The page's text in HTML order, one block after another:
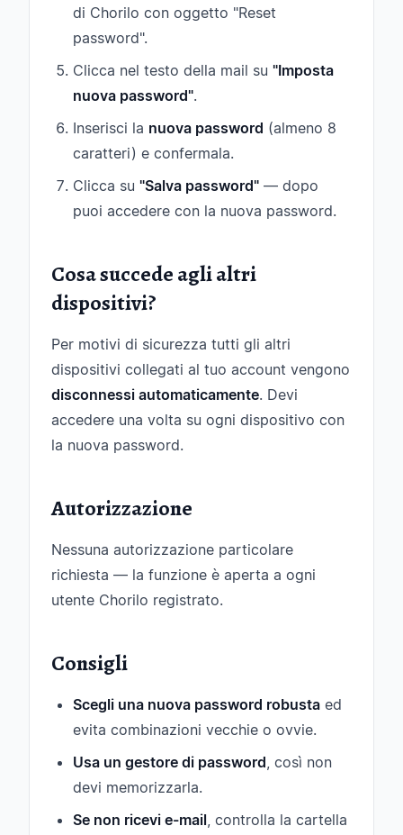
di Chorilo con oggetto "Reset
password".
Clicca nel testo della mail su "Imposta
nuova password".
Inserisci la nuova password (almeno 8
caratteri) e confermala.
Clicca su "Salva password" — dopo
puoi accedere con la nuova password.
Cosa succede agli altri
dispositivi?
Per motivi di sicurezza tutti gli altri
dispositivi collegati al tuo account vengono
disconnessi automaticamente. Devi
accedere una volta su ogni dispositivo con
la nuova password.
Autorizzazione
Nessuna autorizzazione particolare
richiesta — la funzione è aperta a ogni
utente Chorilo registrato.
Consigli
Scegli una nuova password robusta ed
evita combinazioni vecchie o ovvie.
Usa un gestore di password, così non
devi memorizzarla.
Se non ricevi e-mail, controlla la cartella